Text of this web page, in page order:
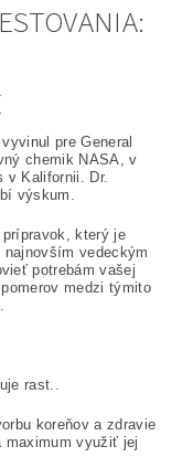
pre General
chemik NASA, v
v Kalifornii. Dr.
výskum.
který je
najnovším vedeckým
potrebám vašej
medzi týmito
rast..
koreňov a zdravie
maximum využiť jej